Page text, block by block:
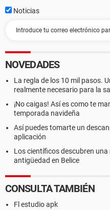
Noticias
NOVEDADES
La regla de los 10 mil pasos.
realmente necesario para la
¡No caigas! Así es como te
temporada navideña
Así puedes tomarte un
aplicación
Los científicos descubren
antigüedad en Belice
CONSULTA TAMBIÉN
Fl estudio apk